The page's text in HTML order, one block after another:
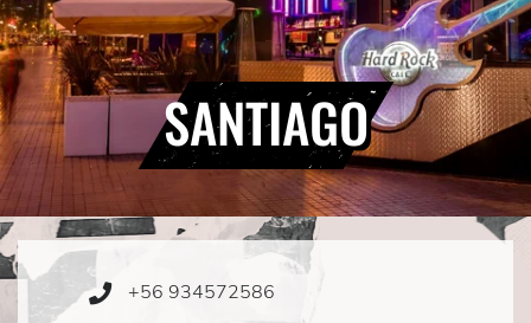
SANTIAGO
Phone
+56 934572586